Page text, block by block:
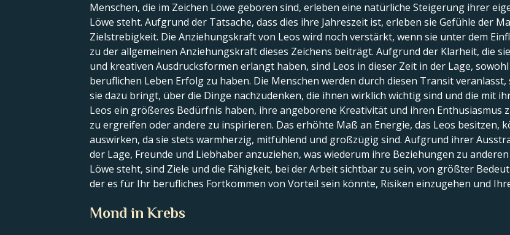
Menschen, die im Zeichen Löwe geboren sind, erleben eine natürliche Steigerung ihrer
Löwe steht. Aufgrund der Tatsache, dass dies ihre Jahreszeit ist, erleben sie Gefühle der
Zielstrebigkeit. Die Anziehungskraft von Leos wird noch verstärkt, wenn sie unter dem
zu der allgemeinen Anziehungskraft dieses Zeichens beiträgt. Aufgrund der Klarheit, die
und kreativen Ausdrucksformen erlangt haben, sind Leos in dieser Zeit in der Lage,
beruflichen Leben Erfolg zu haben. Die Menschen werden durch diesen Transit
sie dazu bringt, über die Dinge nachzudenken, die ihnen wirklich wichtig sind und die mit
Leos ein größeres Bedürfnis haben, ihre angeborene Kreativität und ihren Enthusiasmus
zu ergreifen oder andere zu inspirieren. Das erhöhte Maß an Energie, das Leos besitzen,
auswirken, da sie stets warmherzig, mitfühlend und großzügig sind. Aufgrund ihrer
der Lage, Freunde und Liebhaber anzuziehen, was wiederum ihre Beziehungen zu
Löwe steht, sind Ziele und die Fähigkeit, bei der Arbeit sichtbar zu sein, von größter
der es für Ihr berufliches Fortkommen von Vorteil sein könnte, Risiken einzugehen und
Mond in Krebs